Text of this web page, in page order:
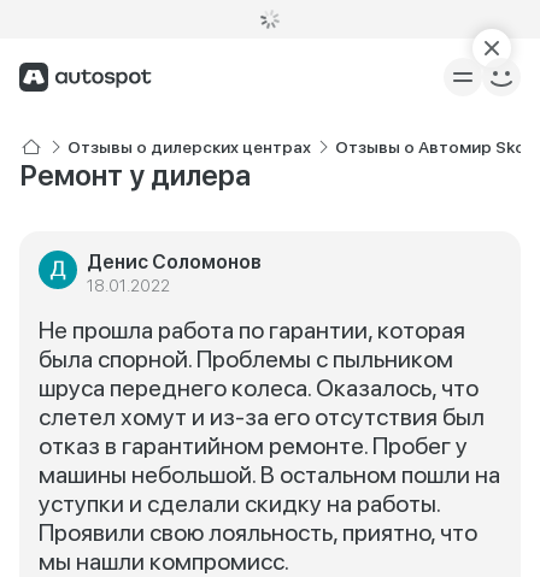
Отзывы о дилерских центрах Отзывы о Автомир
Ремонт у дилера
Денис Соломонов
18.01.2022
Не прошла работа по гарантии, которая
была спорной. Проблемы с пыльником
шруса переднего колеса. Оказалось, что
слетел хомут и из-за его отсутствия был
отказ в гарантийном ремонте. Пробег у
машины небольшой. В остальном пошли на
уступки и сделали скидку на работы.
Проявили свою лояльность, приятно, что
мы нашли компромисс.